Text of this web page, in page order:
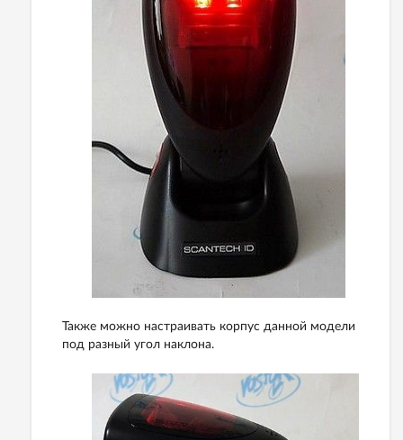
Также можно настраивать корпус данной модели
под разный угол наклона.